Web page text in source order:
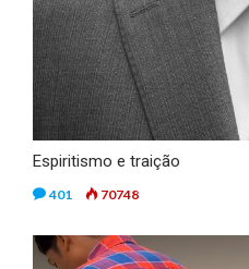
Espiritismo e traição
401 70748